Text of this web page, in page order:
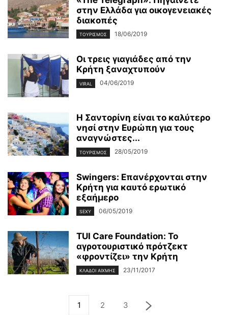
στην Ελλάδα για οικογενειακές
διακοπές
ΤΟΥΡΙΣΜΌΣ 18/06/2019
Οι τρεις γιαγιάδες από την
Κρήτη ξαναχτυπούν
VIRAL 04/06/2019
Η Σαντορίνη είναι το καλύτερο
νησί στην Ευρώπη για τους
αναγνώστες...
ΤΟΥΡΙΣΜΌΣ 28/05/2019
Swingers: Επανέρχονται στην
Κρήτη για καυτό ερωτικό
εξαήμερο
SEXY 06/05/2019
TUI Care Foundation: Το
αγροτουριστικό πρότζεκτ
«φροντίζει» την Κρήτη
ΚΛΆΔΟΙ ΑΙΧΜΉΣ 23/11/2017
1 2 3